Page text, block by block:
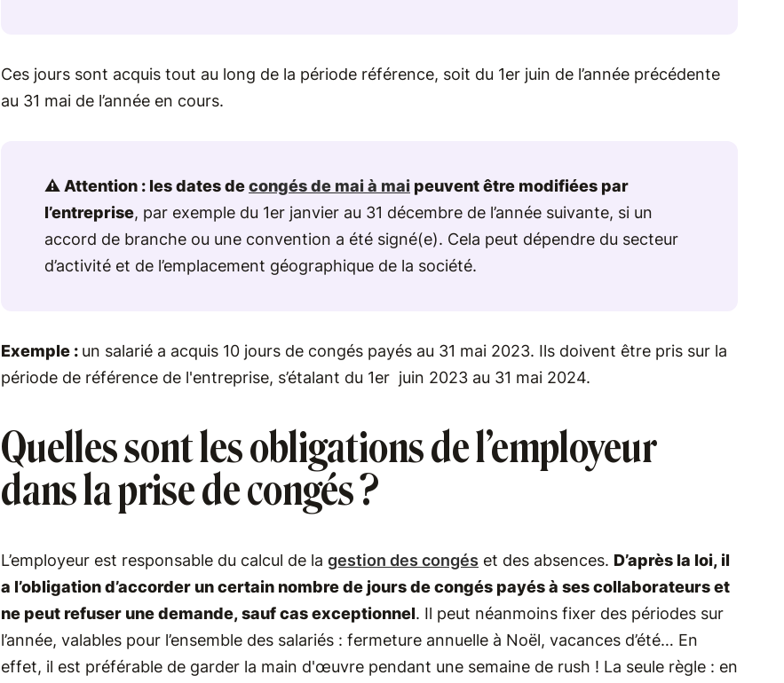
Ces jours sont acquis tout au long de la période référence, soit du 1er juin de l’année précédente
au 31 mai de l’année en cours.
⚠️ Attention : les dates decongés de mai à mai peuvent être modifiées par
l’entreprise, par exemple du 1er janvier au 31 décembre de l’année suivante, si un
accord de branche ou une convention a été signé(e). Cela peut dépendre du secteur
d’activité et de l’emplacement géographique de la société.
Exemple : un salarié a acquis 10 jours de congés payés au 31 mai 2023. Ils doivent être pris sur la
période de référence de l'entreprise, s’étalant du 1er juin 2023 au 31 mai 2024.
Quelles sont les obligations de l’employeur
dans la prise de congés ?
L’employeur est responsable du calcul de la gestion des congés et des absences. D’après la loi, il
a l’obligation d’accorder un certain nombre de jours de congés payés à ses collaborateurs et
ne peut refuser une demande, sauf cas exceptionnel. Il peut néanmoins fixer des périodes sur
l’année, valables pour l’ensemble des salariés : fermeture annuelle à Noël, vacances d’été… En
effet, il est préférable de garder la main d'œuvre pendant une semaine de rush ! La seule règle : en